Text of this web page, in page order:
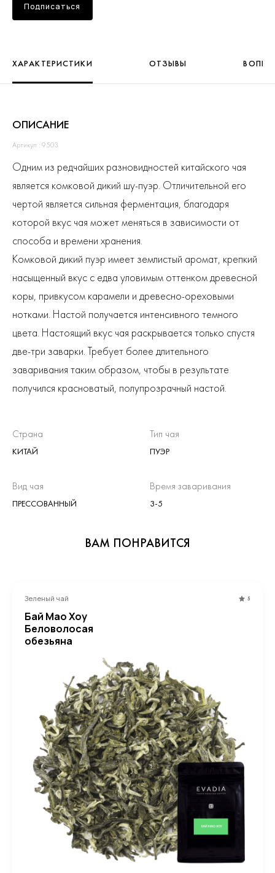
Подписаться
ХАРАКТЕРИСТИКИ ОТЗЫВЫ
ОПИСАНИЕ
Артикул : 9503
Одним из редчайших разновидностей китайского чая
является комковой дикий шу-пуэр. Отличительной его
чертой является сильная ферментация, благодаря
которой вкус чая может меняться в зависимости от
способа и времени хранения.
Комковой дикий пуэр имеет землистый аромат, крепкий
насыщенный вкус с едва уловимым оттенком древесной
коры, привкусом карамели и древесно-ореховыми
нотками. Настой получается интенсивного темного
цвета. Настоящий вкус чая раскрывается только спустя
две-три заварки. Требует более длительного
заваривания таким образом, чтобы в результате
получился красноватый, полупрозрачный настой.
Страна
КИТАЙ
Тип чая
ПУЭР
Вид чая
ПРЕССОВАННЫЙ
Время заваривания
3-5
ВАМ ПОНРАВИТСЯ
Зеленый чай 5
Бай Мао Хоу
Беловолосая
обезьяна